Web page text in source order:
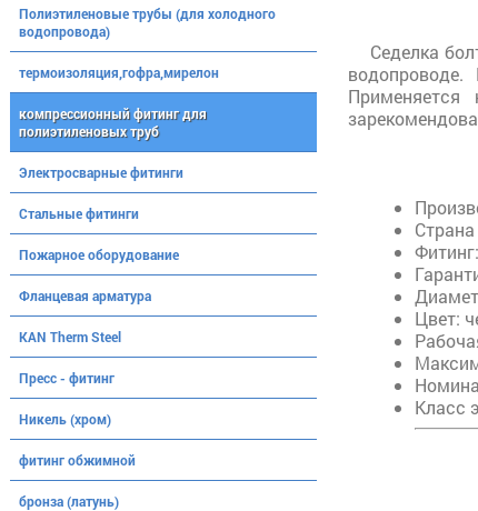
Седелка
Применяется
Цвет:
Класс
Полиэтиленовые трубы (для холодного
водопровода)
термоизоляция,гофра,мирелон
компрессионный фитинг для
полиэтиленовых труб
Электросварные фитинги
Стальные фитинги
Пожарное оборудование
Фланцевая арматура
KAN Therm Steel
Пресс - фитинг
Никель (хром)
фитинг обжимной
бронза (латунь)